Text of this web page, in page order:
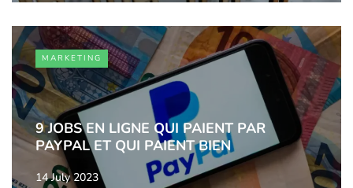
MARKETING
9 JOBS EN LIGNE QUI PAIENT PAR
PAYPAL ET QUI PAIENT BIEN
14 July 2023